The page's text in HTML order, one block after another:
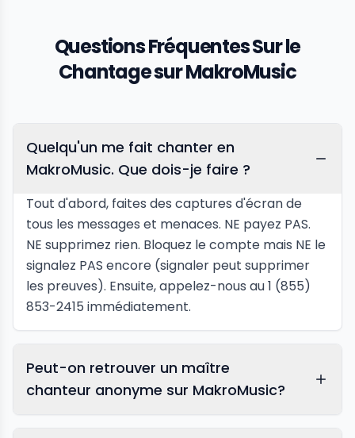
Questions Fréquentes Sur le
Chantage sur MakroMusic
Quelqu'un me fait chanter en
MakroMusic. Que dois-je faire ?
Tout d'abord, faites des captures d'écran de
tous les messages et menaces. NE payez PAS.
NE supprimez rien. Bloquez le compte mais NE le
signalez PAS encore (signaler peut supprimer
les preuves). Ensuite, appelez-nous au 1 (855)
853-2415 immédiatement.
Peut-on retrouver un maître
chanteur anonyme sur MakroMusic?